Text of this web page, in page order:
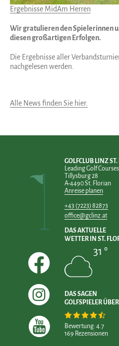
Ergebnisse MidAm Herren
Wir gratulieren den Spielerinnen
diesen großartigen Erfolgen.
Die Ergebnisse aller
nachgelesen werden.
Alle News finden Sie hier.
GOLFCLUB LINZ ST.
Leading Golf
Tillysburg 28
A-4490 St. Florian
Anreise planen
+43 (7223) 82873
office@gclinz.at
DAS AKTUELLE
WETTER IN ST.
31 °
DAS SAGEN
GOLFSPIELER
Bewertung: 4.7
169 Rezensionen